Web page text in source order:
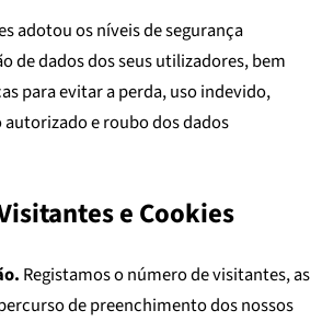
adotou os níveis de segurança
de dados dos seus utilizadores, bem
para evitar a perda, uso indevido,
e roubo dos dados
e Cookies
Registamos o número de visitantes, as
de preenchimento dos nossos